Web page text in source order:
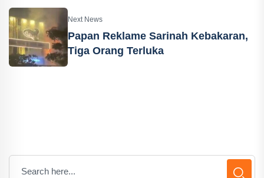
Next News
Papan Reklame Sarinah Kebakaran,
Tiga Orang Terluka